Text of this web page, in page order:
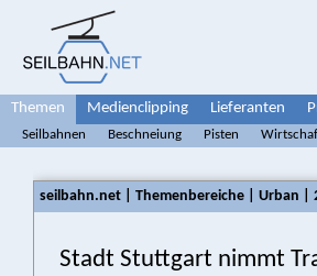
Themen Medienclipping Lieferanten
Seilbahnen Beschneiung Pisten
seilbahn.net | Themenbereiche | Urban |
Stadt Stuttgart nimmt